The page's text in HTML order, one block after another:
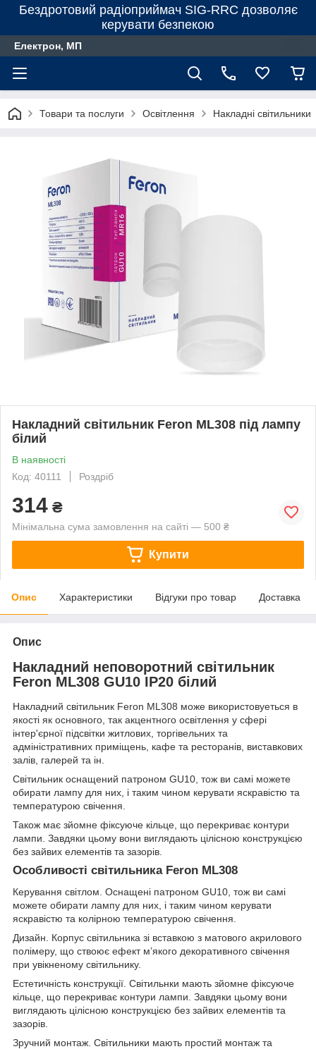
Бездротовий радіоприймач SIG-RRC дозволяє
керувати безпекою
Електрон, МП
Товари та послуги Освітлення Накладні світильники
Накладний світильник Feron ML308 під лампу
білий
В наявності
Код: 40111
Роздріб
314 ₴
Мінімальна сума замовлення на сайті — 500 ₴
Купити
Опис Характеристики Відгуки про товар Доставка
Опис
Накладний неповоротний світильник
Feron ML308 GU10 IP20 білий
Накладний світильник Feron ML308 може використовуеться в
якості як основного, так акцентного освітлення у сфері
інтер'єрної підсвітки житлових, торгівельних та
адміністративних приміщень, кафе та ресторанів, виставкових
залів, галерей та ін.
Світильник оснащений патроном GU10, тож ви самі можете
обирати лампу для них, і таким чином керувати яскравістю та
температурою свічення.
Також має зйомне фіксуюче кільце, що перекриває контури
лампи. Завдяки цьому вони виглядають цілісною конструкцією
без зайвих елементів та зазорів.
Особливості світильника Feron ML308
Керування світлом. Оснащені патроном GU10, тож ви самі
можете обирати лампу для них, і таким чином керувати
яскравістю та колірною температурою свічення.
Дизайн. Корпус світильника зі вставкою з матового акрилового
полімеру, що ствоює ефект м’якого декоративного свічення
при увікненому світильнику.
Естетичність конструкції. Світильнки мають зйомне фіксуюче
кільце, що перекриває контури лампи. Завдяки цьому вони
виглядають цілісною конструкцією без зайвих елементів та
зазорів.
Зручний монтаж. Світильники мають простий монтаж та